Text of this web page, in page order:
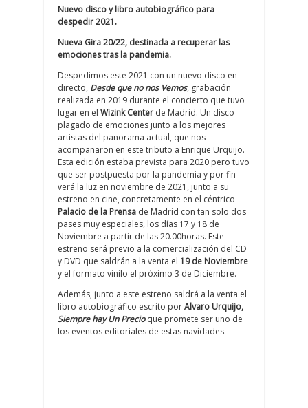
Nuevo disco y libro autobiográfico para
despedir 2021.
Nueva Gira 20/22, destinada a recuperar las
emociones tras la pandemia.
Despedimos este 2021 con un nuevo disco en
directo, Desde que no nos Vemos, grabación
realizada en 2019 durante el concierto que tuvo
lugar en el Wizink Center de Madrid. Un disco
plagado de emociones junto a los mejores
artistas del panorama actual, que nos
acompañaron en este tributo a Enrique Urquijo.
Esta edición estaba prevista para 2020 pero tuvo
que ser postpuesta por la pandemia y por fin
verá la luz en noviembre de 2021, junto a su
estreno en cine, concretamente en el céntrico
Palacio de la Prensa de Madrid con tan solo dos
pases muy especiales, los días 17 y 18 de
Noviembre a partir de las 20.00horas. Este
estreno será previo a la comercialización del CD
y DVD que saldrán a la venta el 19 de Noviembre
y el formato vinilo el próximo 3 de Diciembre.
Además, junto a este estreno saldrá a la venta el
libro autobiográfico escrito porAlvaro Urquijo,
Siempre hay Un Precioque promete ser uno de
los eventos editoriales de estas navidades.